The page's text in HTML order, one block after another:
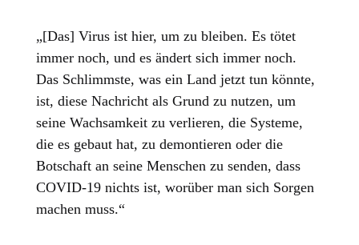
„[Das] Virus ist hier, um zu bleiben. Es tötet
immer noch, und es ändert sich immer noch.
Das Schlimmste, was ein Land jetzt tun könnte,
ist, diese Nachricht als Grund zu nutzen, um
seine Wachsamkeit zu verlieren, die Systeme,
die es gebaut hat, zu demontieren oder die
Botschaft an seine Menschen zu senden, dass
COVID-19 nichts ist, worüber man sich Sorgen
machen muss.“